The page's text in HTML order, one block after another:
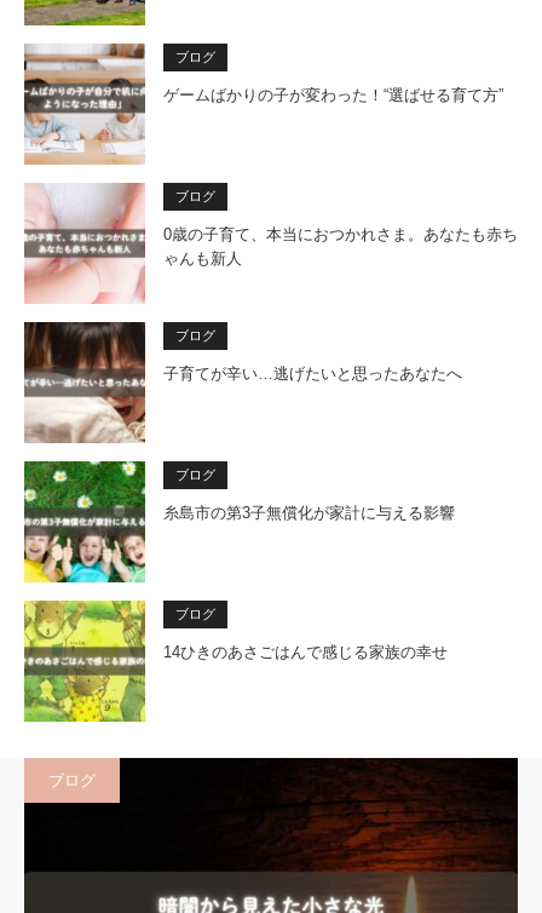
ブログ
ゲームばかりの子が変わった！“選ばせる育て方”
ブログ
0歳の子育て、本当におつかれさま。あなたも赤ち
ゃんも新人
ブログ
子育てが辛い…逃げたいと思ったあなたへ
ブログ
糸島市の第3子無償化が家計に与える影響
ブログ
14ひきのあさごはんで感じる家族の幸せ
ブログ